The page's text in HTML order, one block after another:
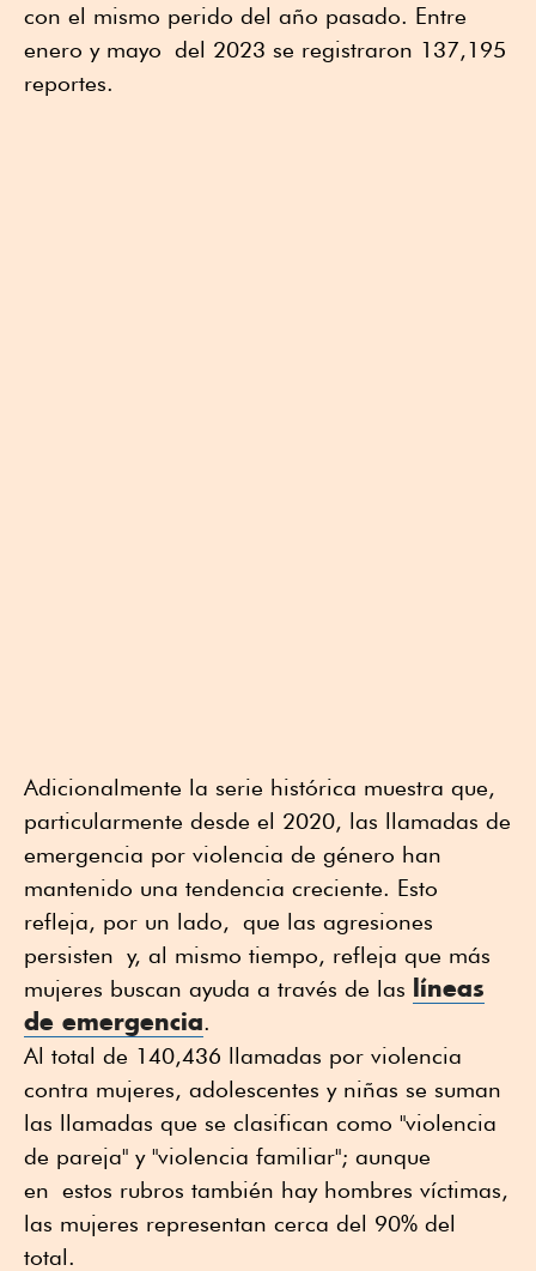
con el mismo perido del año pasado. Entre
enero y mayo del 2023 se registraron 137,195
reportes.
Adicionalmente la serie histórica muestra que,
particularmente desde el 2020, las llamadas de
emergencia por violencia de género han
mantenido una tendencia creciente. Esto
refleja, por un lado, que las agresiones
persisten y, al mismo tiempo, refleja que más
mujeres buscan ayuda a través de las líneas
de emergencia.
Al total de 140,436 llamadas por violencia
contra mujeres, adolescentes y niñas se suman
las llamadas que se clasifican como "violencia
de pareja" y "violencia familiar"; aunque
en estos rubros también hay hombres víctimas,
las mujeres representan cerca del 90% del
total.